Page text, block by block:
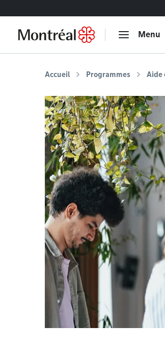
Menu
Accueil Programmes Aide